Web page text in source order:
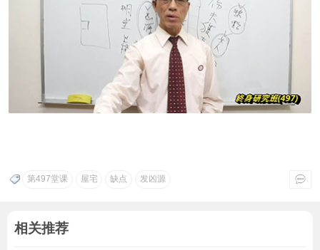
第497堂课 屋宅 缺点 发凶源
相关推荐